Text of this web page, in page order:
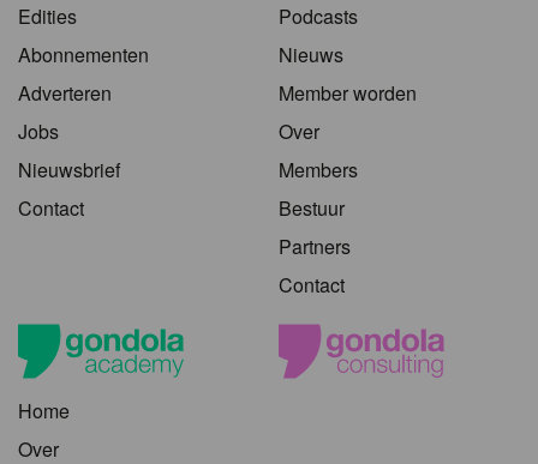
Edities
Abonnementen
Adverteren
Jobs
Nieuwsbrief
Contact
Podcasts
Nieuws
Member worden
Over
Members
Bestuur
Partners
Contact
Home
Over